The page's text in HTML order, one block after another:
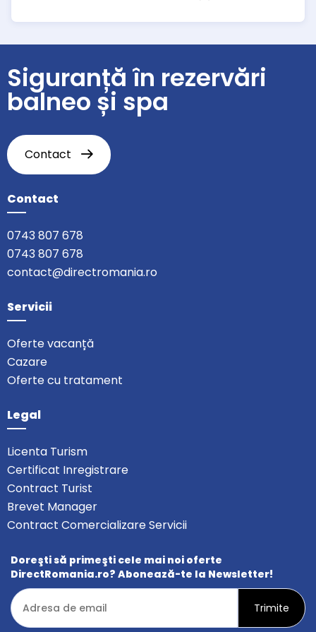
Siguranță în rezervări
balneo și spa
Contact
Contact
0743 807 678
0743 807 678
contact@directromania.ro
Servicii
Oferte vacanță
Cazare
Oferte cu tratament
Legal
Licenta Turism
Certificat Inregistrare
Contract Turist
Brevet Manager
Contract Comercializare Servicii
Doreşti să primeşti cele mai noi oferte
DirectRomania.ro? Abonează-te la Newsletter!